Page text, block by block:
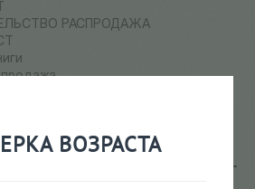
ВОЗРАСТА
РАСПРОДАЖА